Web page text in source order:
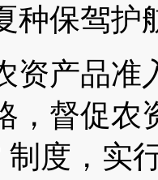
种保驾护
产品准
，督促农
制度，实